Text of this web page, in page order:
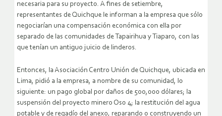
necesaria para su proyecto. A fines de setiembre,
representantes de Quichque le informan a la empresa que sólo
negociarían una compensación económica con ella por
separado de las comunidades de Tapairihua y Tiaparo, con las
que tenían un antiguo juicio de linderos.
Entonces, la Asociación Centro Unión de Quichque, ubicada en
Lima, pidió a la empresa, a nombre de su comunidad, lo
siguiente: un pago global por daños de 500,000 dólares; la
suspensión del proyecto minero Oso 4; la restitución del agua
potable y de regadío del anexo, reparando o construyendo un